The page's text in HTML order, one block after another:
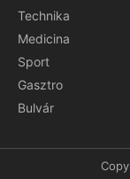
Technika
Medicina
Sport
Gasztro
Bulvár